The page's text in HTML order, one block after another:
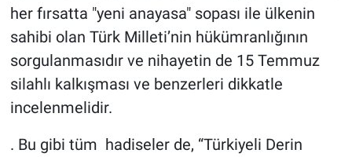
her fırsatta "yeni anayasa" sopası ile ülkenin
sahibi olan Türk Milleti’nin hükümranlığının
sorgulanmasıdır ve nihayetin de 15 Temmuz
silahlı kalkışması ve benzerleri dikkatle
incelenmelidir.
. Bu gibi tüm hadiseler de, “Türkiyeli Derin